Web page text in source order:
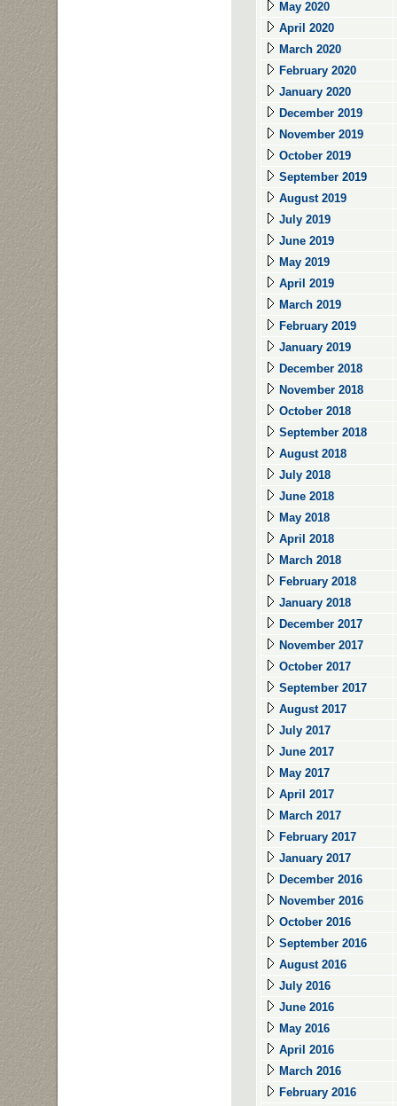
May 2020
April 2020
March 2020
February 2020
January 2020
December 2019
November 2019
October 2019
September 2019
August 2019
July 2019
June 2019
May 2019
April 2019
March 2019
February 2019
January 2019
December 2018
November 2018
October 2018
September 2018
August 2018
July 2018
June 2018
May 2018
April 2018
March 2018
February 2018
January 2018
December 2017
November 2017
October 2017
September 2017
August 2017
July 2017
June 2017
May 2017
April 2017
March 2017
February 2017
January 2017
December 2016
November 2016
October 2016
September 2016
August 2016
July 2016
June 2016
May 2016
April 2016
March 2016
February 2016